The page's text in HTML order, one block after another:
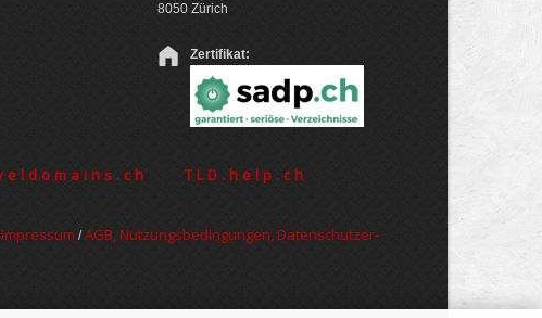
8050 Zürich
Zertifikat:
TLD.help.ch
Im­pres­sum /AGB, Nut­zungs­bedin­gungen, Daten­schutz­er­